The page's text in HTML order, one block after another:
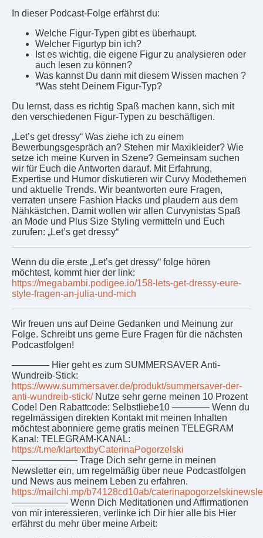
In dieser Podcast-Folge erfährst du:
Welche Figur-Typen gibt es überhaupt.
Welcher Figurtyp bin ich?
Ist es wichtig, die eigene Figur zu analysieren oder
auch lesen zu können?
Was kannst Du dann mit diesem Wissen machen ?
*Was steht Deinem Figur-Typ?
Du lernst, dass es richtig Spaß machen kann, sich mit
den verschiedenen Figur-Typen zu beschäftigen.
„Let’s get dressy“ Was ziehe ich zu einem
Bewerbungsgespräch an? Stehen mir Maxikleider? Wie
setze ich meine Kurven in Szene? Gemeinsam suchen
wir für Euch die Antworten darauf. Mit Erfahrung,
Expertise und Humor diskutieren wir Curvy Modethemen
und aktuelle Trends. Wir beantworten eure Fragen,
verraten unsere Fashion Hacks und plaudern aus dem
Nähkästchen. Damit wollen wir allen Curvynistas Spaß
an Mode und Plus Size Styling vermitteln und Euch
zurufen: „Let’s get dressy“
Wenn du die erste „Let’s get dressy“ folge hören
möchtest, kommt hier der link:
https://megabambi.podigee.io/158-lets-get-dressy-eure-
style-fragen-an-julia-und-mich
Wir freuen uns auf Deine Gedanken und Meinung zur
Folge. Schreibt uns gerne Eure Fragen für die nächsten
Podcastfolgen!
———— Hier geht es zum SUMMERSAVER Anti-
Wundreib-Stick:
https://www.summersaver.de/produkt/summersaver-der-
anti-wundreib-stick/Nutze sehr gerne meinen 10 Prozent
Code! Den Rabattcode: Selbstliebe10 ———— Wenn du
regelmässigen direkten Kontakt mit meinen Inhalten
möchtest abonniere gerne gratis meinen TELEGRAM
Kanal: TELEGRAM-KANAL:
https://t.me/klartextbyCaterinaPogorzelski
——————— Trage Dich sehr gerne in meinen
Newsletter ein, um regelmäßig über neue Podcastfolgen
und News aus meinem Leben zu erfahren.
https://mailchi.mp/b74128cd10ab/
—————— Wenn Dich Meditationen und Affirmationen
von mir interessieren, verlinke ich Dir hier alle bis Hier
erfährst du mehr über meine Arbeit: